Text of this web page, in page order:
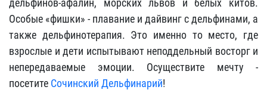
дельфинов-афалин, морских львов и белых китов.
Особые «фишки» - плавание и дайвинг с дельфинами, а
также дельфинотерапия. Это именно то место, где
взрослые и дети испытывают неподдельный восторг и
непередаваемые эмоции. Осуществите мечту -
посетите Сочинский Дельфинарий!